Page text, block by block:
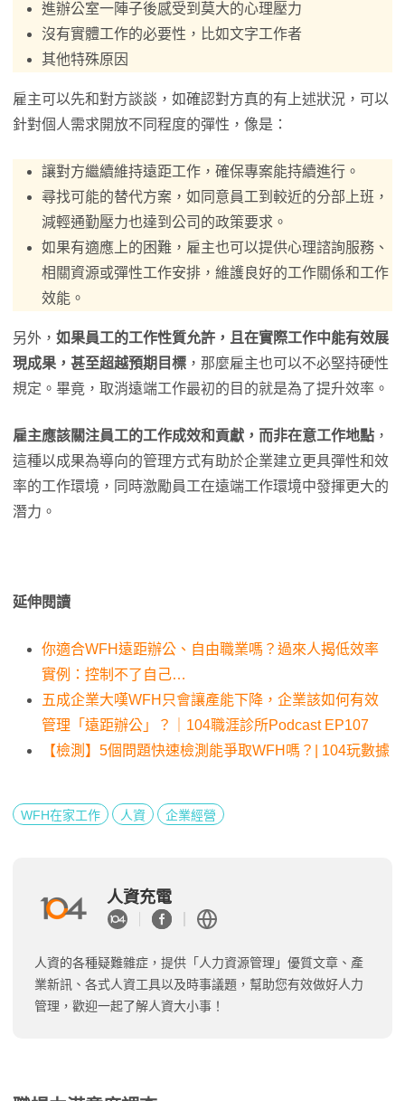
進辦公室一陣子後感受到莫大的心理壓力
沒有實體工作的必要性，比如文字工作者
其他特殊原因
雇主可以先和對方談談，如確認對方真的有上述狀況，可以
針對個人需求開放不同程度的彈性，像是：
讓對方繼續維持遠距工作，確保專案能持續進行。
尋找可能的替代方案，如同意員工到較近的分部上班，
減輕通勤壓力也達到公司的政策要求。
如果有適應上的困難，雇主也可以提供心理諮詢服務、
相關資源或彈性工作安排，維護良好的工作關係和工作
效能。
另外， 如果員工的工作性質允許，且在實際工作中能有效展
現成果，甚至超越預期目標 ，那麼雇主也可以不必堅持硬性
規定。畢竟，取消遠端工作最初的目的就是為了提升效率。
雇主應該關注員工的工作成效和貢獻，而非在意工作地點 ，
這種以成果為導向的管理方式有助於企業建立更具彈性和效
率的工作環境，同時激勵員工在遠端工作環境中發揮更大的
潛力。
延伸閱讀
你適合WFH遠距辦公、自由職業嗎？過來人揭低效率
實例：控制不了自己…
五成企業大嘆WFH只會讓產能下降，企業該如何有效
管理「遠距辦公」？｜104職涯診所Podcast EP107
【檢測】5個問題快速檢測能爭取WFH嗎？| 104玩數據
WFH在家工作 人資 企業經營
人資充電
人資的各種疑難雜症，提供「人力資源管理」優質文章、產
業新訊、各式人資工具以及時事議題，幫助您有效做好人力
管理，歡迎一起了解人資大小事！